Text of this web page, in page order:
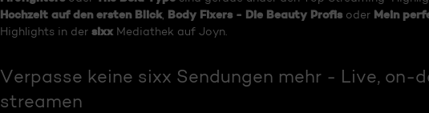
Hochzeit auf den ersten Blick, Body Fixers - Die Beauty Profisoder Mein
Highlights in der sixxMediathek auf Joyn.
Verpasse keine sixx Sendungen mehr - Live, on-
streamen